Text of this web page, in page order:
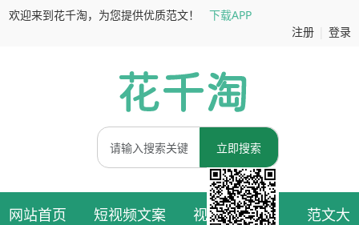
欢迎来到花千淘，为您提供优质范文！
下载APP
注册
登录
立即搜索
网站首页 短视频文案 视频拍摄脚本
范文大